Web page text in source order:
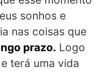
sonhos e
nas coisas que
prazo. Logo
terá uma vida